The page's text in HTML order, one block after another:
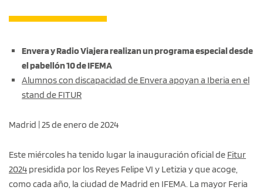
Envera y Radio Viajera realizan un programa especial desde
el pabellón 10 de IFEMA
Alumnos con discapacidad de Envera apoyan a Iberia en el
stand de FITUR
Madrid | 25 de enero de 2024
Este miércoles ha tenido lugar la inauguración oficial de Fitur
2024 presidida por los Reyes Felipe VI y Letizia y que acoge,
como cada año, la ciudad de Madrid en IFEMA. La mayor Feria